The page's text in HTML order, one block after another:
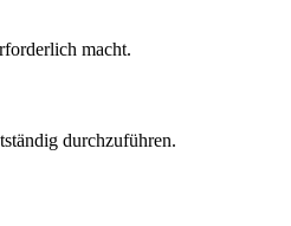
macht.
durchzuführen.